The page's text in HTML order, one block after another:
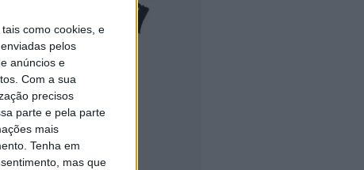
como cookies, e
pelos
anúncios e
Com a sua
precisos
parte e pela parte
mais
Tenha em
mas que